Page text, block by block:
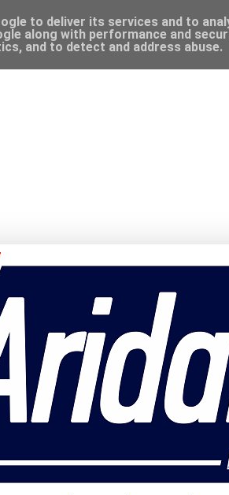
to deliver its services and to
along with performance and
and to detect and address abuse.